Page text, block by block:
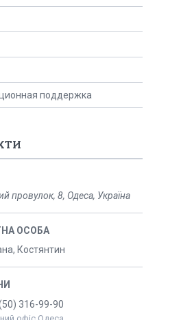
поддержка
провулок, 8, Одеса, Україна
Костянтин
316-99-90